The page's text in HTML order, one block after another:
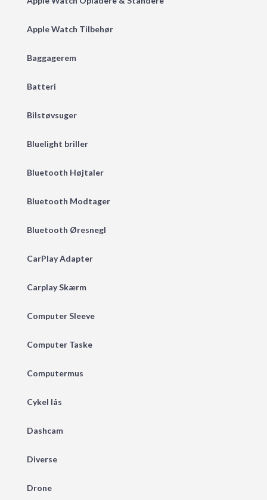
Apple Watch Tilbehør
Baggagerem
Batteri
Bilstøvsuger
Bluelight briller
Bluetooth Højtaler
Bluetooth Modtager
Bluetooth Øresnegl
CarPlay Adapter
Carplay Skærm
Computer Sleeve
Computer Taske
Computermus
Cykel lås
Dashcam
Diverse
Drone